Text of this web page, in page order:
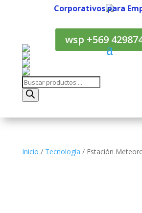
Corporativos para
wsp +569
Búsqueda
de
productos
Inicio / Tecnología / Estación